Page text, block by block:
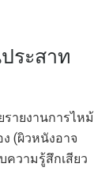
ระสาท
รายงานการไหม้
(ผิวหนังอาจ
ความรู้สึกเสียว